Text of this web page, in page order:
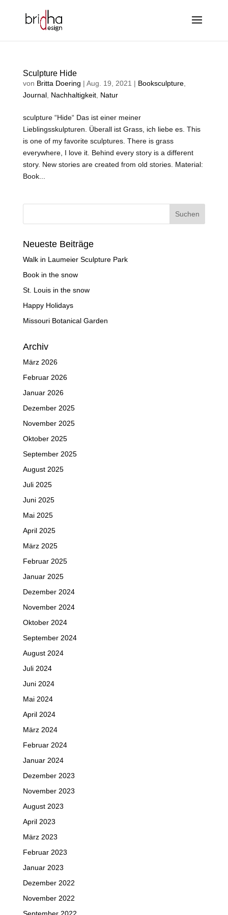
Sculpture Hide
von Britta Doering | Aug. 19, 2021 | Booksculpture,
Journal, Nachhaltigkeit, Natur
sculpture “Hide“ Das ist einer meiner
Lieblingsskulpturen. Überall ist Grass, ich liebe es. This
is one of my favorite sculptures. There is grass
everywhere, I love it. Behind every story is a different
story. New stories are created from old stories. Material:
Book...
Neueste Beiträge
Walk in Laumeier Sculpture Park
Book in the snow
St. Louis in the snow
Happy Holidays
Missouri Botanical Garden
Archiv
März 2026
Februar 2026
Januar 2026
Dezember 2025
November 2025
Oktober 2025
September 2025
August 2025
Juli 2025
Juni 2025
Mai 2025
April 2025
März 2025
Februar 2025
Januar 2025
Dezember 2024
November 2024
Oktober 2024
September 2024
August 2024
Juli 2024
Juni 2024
Mai 2024
April 2024
März 2024
Februar 2024
Januar 2024
Dezember 2023
November 2023
August 2023
April 2023
März 2023
Februar 2023
Januar 2023
Dezember 2022
November 2022